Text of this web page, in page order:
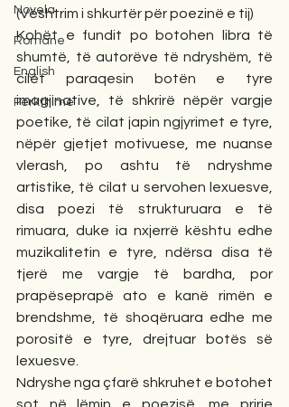
Novela
Romane
English
Përkthime
(Vështrim i shkurtër për poezinë e tij)
Kohët e fundit po botohen libra të
shumtë, të autorëve të ndryshëm, të
cilët paraqesin botën e tyre
imagjinative, të shkrirë nëpër vargje
poetike, të cilat japin ngjyrimet e tyre,
nëpër gjetjet motivuese, me nuanse
vlerash, po ashtu të ndryshme
artistike, të cilat u servohen lexuesve,
disa poezi të strukturuara e të
rimuara, duke ia nxjerrë kështu edhe
muzikalitetin e tyre, ndërsa disa të
tjerë me vargje të bardha, por
prapëseprapë ato e kanë rimën e
brendshme, të shoqëruara edhe me
porositë e tyre, drejtuar botës së
lexuesve.
Ndryshe nga çfarë shkruhet e botohet